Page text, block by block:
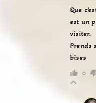
Que
est un
visiter.
Prends
bises
0